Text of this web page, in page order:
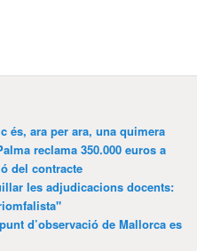
és, ara per ara, una quimera
reclama 350.000 euros a
del contracte
les adjudicacions docents:
d’observació de Mallorca es